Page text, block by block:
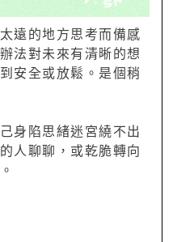
遠的地方思考而備感
法對未來有清晰的想
安全或放鬆。是個稍
身陷思緒迷宮繞不出
人聊聊，或乾脆轉向